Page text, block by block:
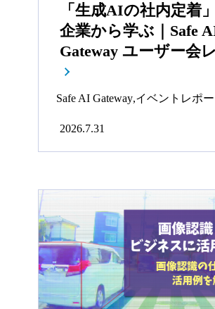
「生成AIの社内定着
企業から学ぶ｜Safe
Gateway ユーザー会
Safe AI Gateway,イベントレポー
2026.7.31